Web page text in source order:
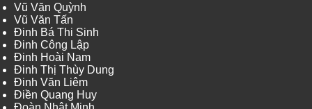
Vũ Văn Quỳnh
Vũ Văn Tấn
Đinh Bá Thi Sinh
Đinh Công Lập
Đinh Hoài Nam
Đinh Thị Thùy Dung
Đinh Văn Liêm
Điền Quang Huy